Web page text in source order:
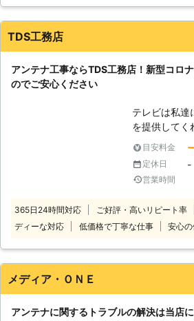
いうケースも
は遅いです
ちにご依頼く
けるよう日々
え、常にお客
心掛けております。 そ
し、より良い
ます。 お見積り後のキャンセルも可
能ですので、
日で電話での
す。早朝や深
す。
TDS工務店
アンテナ工事ならTDS工務店！新型コロ
のでご安心ください
テレビは私達
を提供してく
す。 そんな
なってしまっ
ね。 「テレビ画面の映りが悪いの
で、一度見て
いる」 このようなとき、テレビアン
テナが不具合
は、アンテナ
目安料金
定休日 -
営業時間
365日24時間対応 ご好評・高いリピート率
ディーな対応
低価格で丁寧な仕事 安心
メディア・ＯＮＥ
アンテナに関するトラブルの解決は当店